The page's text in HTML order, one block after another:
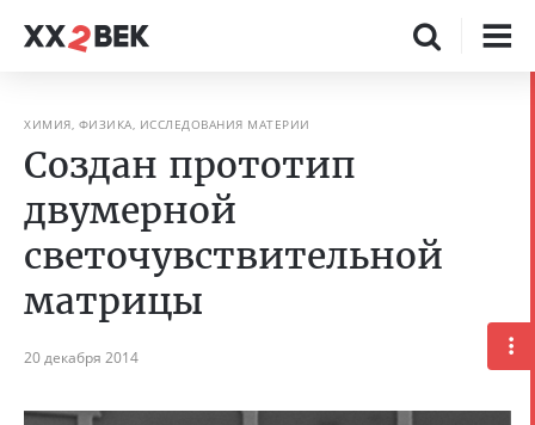
ХИМИЯ, ФИЗИКА, ИССЛЕДОВАНИЯ МАТЕРИИ
Создан прототип
двумерной
светочувствительной
матрицы
20 декабря 2014